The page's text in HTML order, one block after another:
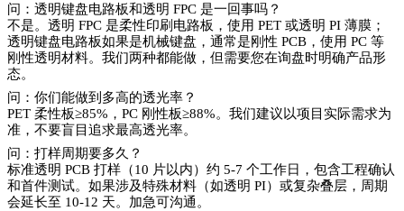
问：透明键盘电路板和透明 FPC 是一回事吗？
不是。透明 FPC 是柔性印刷电路板，使用 PET 或透明 PI 薄膜；
透明键盘电路板如果是机械键盘，通常是刚性 PCB，使用 PC 等
刚性透明材料。我们两种都能做，但需要您在询盘时明确产品形
态。
问：你们能做到多高的透光率？
PET 柔性板≥85%，PC 刚性板≥88%。我们建议以项目实际需求为
准，不要盲目追求最高透光率。
问：打样周期要多久？
标准透明 PCB 打样（10 片以内）约 5-7 个工作日，包含工程确认
和首件测试。如果涉及特殊材料（如透明 PI）或复杂叠层，周期
会延长至 10-12 天。加急可沟通。